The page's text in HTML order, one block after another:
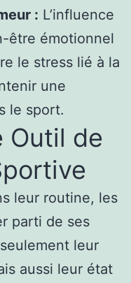
: L’influence
être émotionnel
le stress lié à la
une
le sport.
Outil de
leur routine, les
parti de ses
leur
aussi leur état